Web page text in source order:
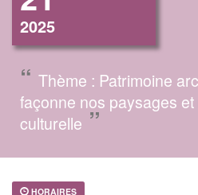
2025
“ Thème : Patrimoine
façonne nos paysages
culturelle ”
HORAIRES